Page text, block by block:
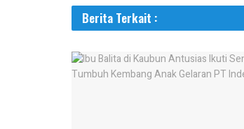
Berita Terkait :